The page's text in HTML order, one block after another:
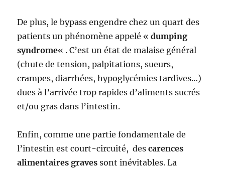
De plus, le bypass engendre chez un quart des
patients un phénomène appelé «dumping
syndrome« . C’est un état de malaise général
(chute de tension, palpitations, sueurs,
crampes, diarrhées, hypoglycémies tardives…)
dues à l’arrivée trop rapides d’aliments sucrés
et/ou gras dans l’intestin.
Enfin, comme une partie fondamentale de
l’intestin est court-circuité, descarences
alimentaires graves sont inévitables. La